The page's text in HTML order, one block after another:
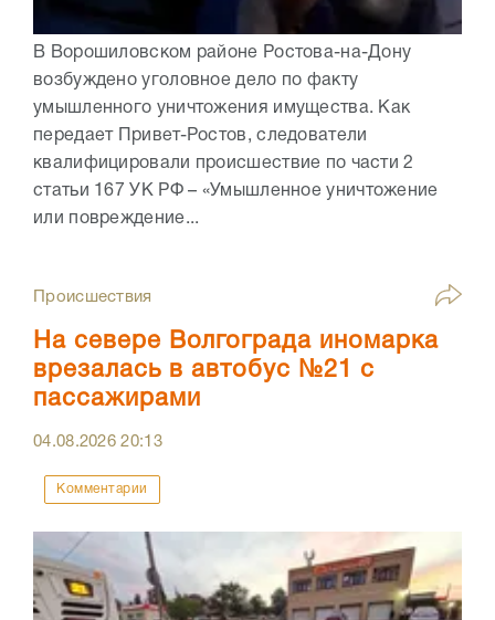
В Ворошиловском районе Ростова-на-Дону
возбуждено уголовное дело по факту
умышленного уничтожения имущества. Как
передает Привет-Ростов, следователи
квалифицировали происшествие по части 2
статьи 167 УК РФ – «Умышленное уничтожение
или повреждение...
Происшествия
На севере Волгограда иномарка
врезалась в автобус №21 с
пассажирами
04.08.202620:13
Комментарии